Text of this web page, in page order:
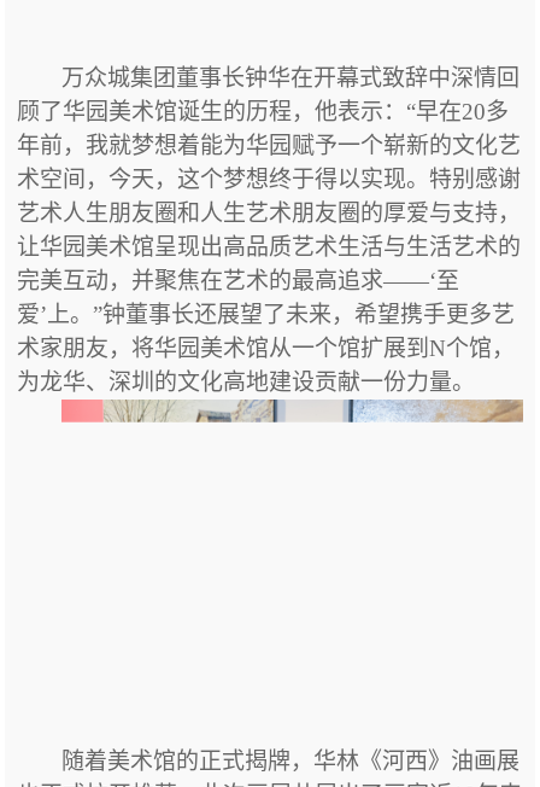
万众城集团董事长钟华在开幕式致辞中深情回
顾了华园美术馆诞生的历程，他表示： “早在20多
年前，我就梦想着能为华园赋予一个崭新的文化艺
术空间，今天，这个梦想终于得以实现。特别感谢
艺术人生朋友圈和人生艺术朋友圈的厚爱与支持，
让华园美术馆呈现出高品质艺术生活与生活艺术的
完美互动，并聚焦在艺术的最高追求——‘至
爱’上。”钟董事长还展望了未来，希望携手更多艺
术家朋友，将华园美术馆从一个馆扩展到N个馆，
为龙华、深圳的文化高地建设贡献一份力量。
随着美术馆的正式揭牌，华林《河西》油画展